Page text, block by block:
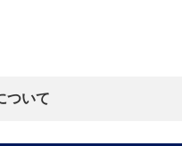
ついて